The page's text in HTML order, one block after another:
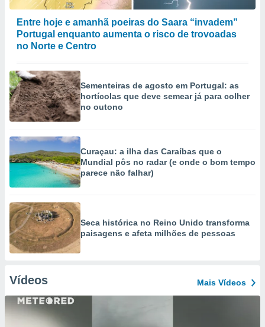
Entre hoje e amanhã poeiras do Saara “invadem”
Portugal enquanto aumenta o risco de trovoadas
no Norte e Centro
Sementeiras de agosto em Portugal: as
hortícolas que deve semear já para colher
no outono
Curaçau: a ilha das Caraíbas que o
Mundial pôs no radar (e onde o bom tempo
parece não falhar)
Seca histórica no Reino Unido transforma
paisagens e afeta milhões de pessoas
Vídeos Mais Vídeos